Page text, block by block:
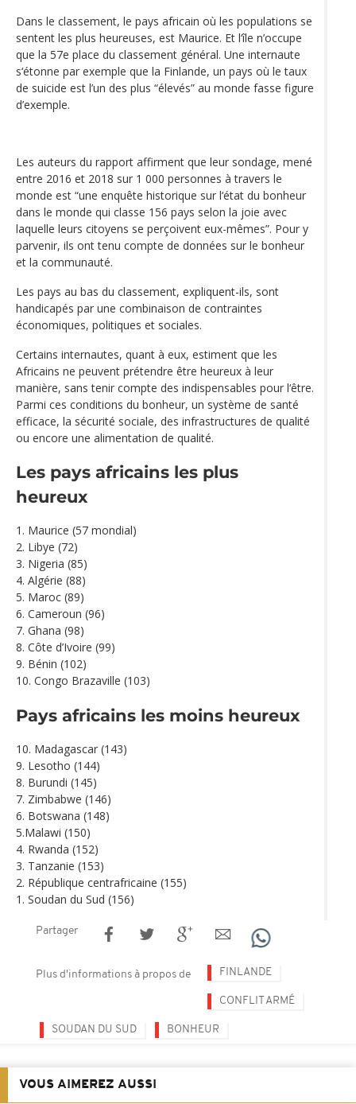
Dans le classement, le pays africain où les populations se
sentent les plus heureuses, est Maurice. Et l‘île n’occupe
que la 57e place du classement général. Une internaute
s‘étonne par exemple que la Finlande, un pays où le taux
de suicide est l’un des plus “élevés” au monde fasse figure
d’exemple.
Les auteurs du rapport affirment que leur sondage, mené
entre 2016 et 2018 sur 1 000 personnes à travers le
monde est “une enquête historique sur l‘état du bonheur
dans le monde qui classe 156 pays selon la joie avec
laquelle leurs citoyens se perçoivent eux-mêmes”. Pour y
parvenir, ils ont tenu compte de données sur le bonheur
et la communauté.
Les pays au bas du classement, expliquent-ils, sont
handicapés par une combinaison de contraintes
économiques, politiques et sociales.
Certains internautes, quant à eux, estiment que les
Africains ne peuvent prétendre être heureux à leur
manière, sans tenir compte des indispensables pour l‘être.
Parmi ces conditions du bonheur, un système de santé
efficace, la sécurité sociale, des infrastructures de qualité
ou encore une alimentation de qualité.
Les pays africains les plus
heureux
1. Maurice (57 mondial)
2. Libye (72)
3. Nigeria (85)
4. Algérie (88)
5. Maroc (89)
6. Cameroun (96)
7. Ghana (98)
8. Côte d’Ivoire (99)
9. Bénin (102)
10. Congo Brazaville (103)
Pays africains les moins heureux
10. Madagascar (143)
9. Lesotho (144)
8. Burundi (145)
7. Zimbabwe (146)
6. Botswana (148)
5.Malawi (150)
4. Rwanda (152)
3. Tanzanie (153)
2. République centrafricaine (155)
1. Soudan du Sud (156)
Partager
Plus d'informations à propos de FINLANDE
CONFLIT ARMÉ
SOUDAN DU SUD BONHEUR
VOUS AIMEREZ AUSSI